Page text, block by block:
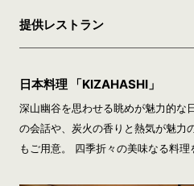
提供レストラン
日本料理 「KIZAHASHI」
深山幽谷を思わせる眺めが魅力的な
の会話や、炭火の香りと熱気が魅力
もご用意。 四季折々の美味なる料理